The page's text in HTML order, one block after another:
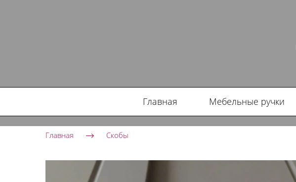
Главная Мебельные ручки
Главная Скобы